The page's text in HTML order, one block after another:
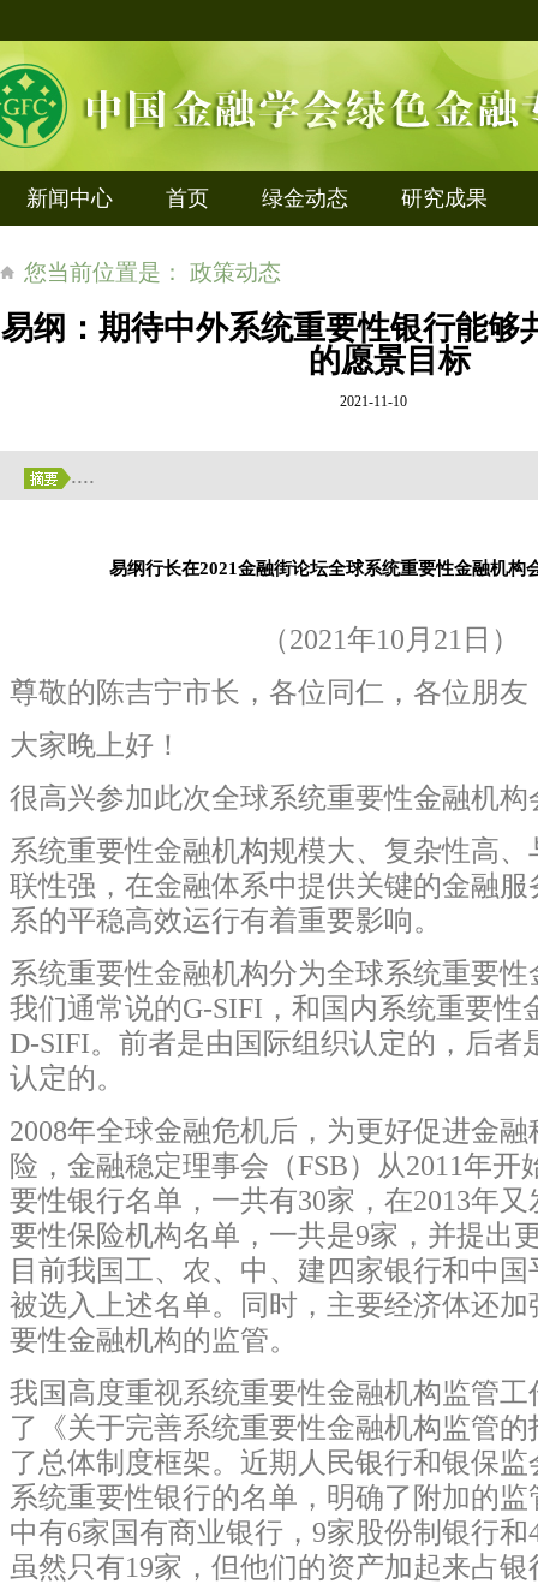
新闻中心 首页 绿金动态 研究成果
您当前位置是： 政策动态
易纲：期待中外系统重要性银行能够
的愿景目标
2021-11-10
....
易纲行长在2021金融街论坛全球系统重要性金融机构
（2021年10月21日）
尊敬的陈吉宁市长，各位同仁，各位朋友
大家晚上好！
很高兴参加此次全球系统重要性金融机构
系统重要性金融机构规模大、复杂性高
联性强，在金融体系中提供关键的金融
系的平稳高效运行有着重要影响。
系统重要性金融机构分为全球系统重要
我们通常说的G-SIFI，和国内系统重要性
D-SIFI。前者是由国际组织认定的，后者
认定的。
2008年全球金融危机后，为更好促进金
险，金融稳定理事会（FSB）从2011年开
要性银行名单，一共有30家，在2013年
要性保险机构名单，一共是9家，并提出
目前我国工、农、中、建四家银行和中
被选入上述名单。同时，主要经济体还
要性金融机构的监管。
我国高度重视系统重要性金融机构监管工
了《关于完善系统重要性金融机构监管
了总体制度框架。近期人民银行和银保监
系统重要性银行的名单，明确了附加的监
中有6家国有商业银行，9家股份制银行
虽然只有19家，但他们的资产加起来占